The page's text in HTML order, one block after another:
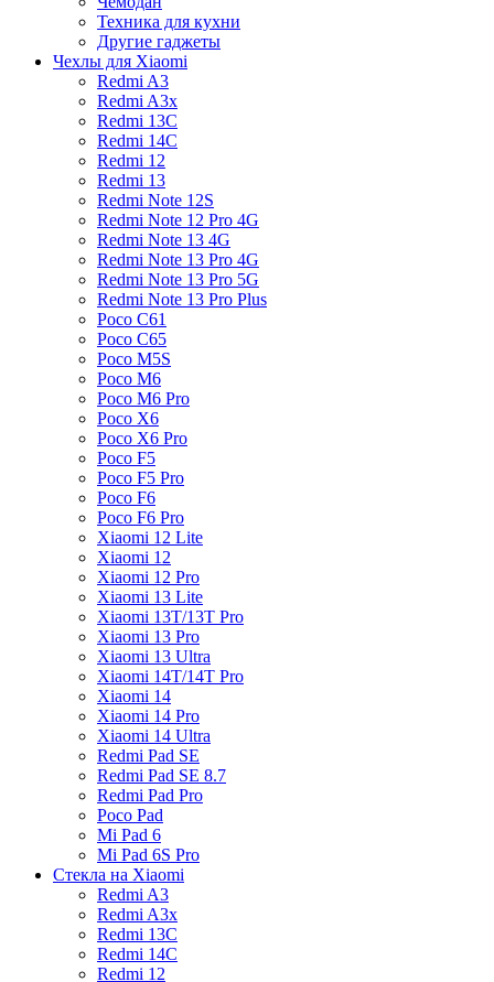
Техника для кухни
Другие гаджеты
Чехлы для Xiaomi
Redmi A3
Redmi A3x
Redmi 13C
Redmi 14C
Redmi 12
Redmi 13
Redmi Note 12S
Redmi Note 12 Pro 4G
Redmi Note 13 4G
Redmi Note 13 Pro 4G
Redmi Note 13 Pro 5G
Redmi Note 13 Pro Plus
Poco C61
Poco C65
Poco M5S
Poco M6
Poco M6 Pro
Poco X6
Poco X6 Pro
Poco F5
Poco F5 Pro
Poco F6
Poco F6 Pro
Xiaomi 12 Lite
Xiaomi 12
Xiaomi 12 Pro
Xiaomi 13 Lite
Xiaomi 13T/13T Pro
Xiaomi 13 Pro
Xiaomi 13 Ultra
Xiaomi 14T/14T Pro
Xiaomi 14
Xiaomi 14 Pro
Xiaomi 14 Ultra
Redmi Pad SE
Redmi Pad SE 8.7
Redmi Pad Pro
Poco Pad
Mi Pad 6
Mi Pad 6S Pro
Стекла на Xiaomi
Redmi A3
Redmi A3x
Redmi 13C
Redmi 14C
Redmi 12